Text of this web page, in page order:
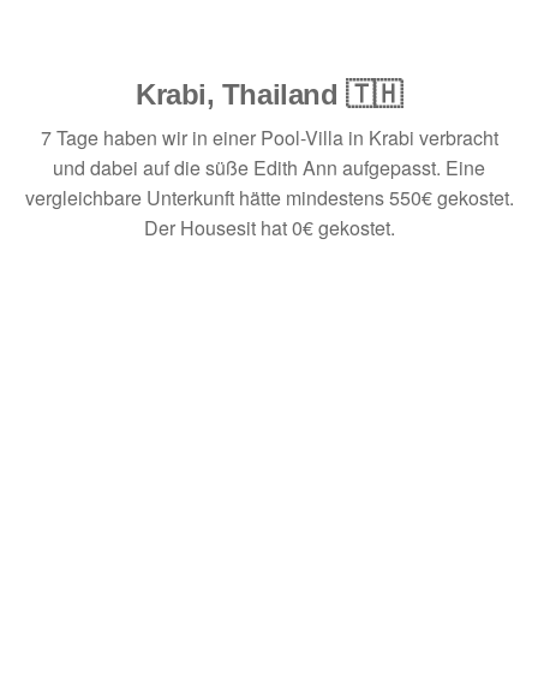
Krabi, Thailand 🇹🇭
7 Tage haben wir in einer Pool-Villa in Krabi verbracht
und dabei auf die süße Edith Ann aufgepasst. Eine
vergleichbare Unterkunft hätte mindestens 550€ gekostet.
Der Housesit hat 0€ gekostet.